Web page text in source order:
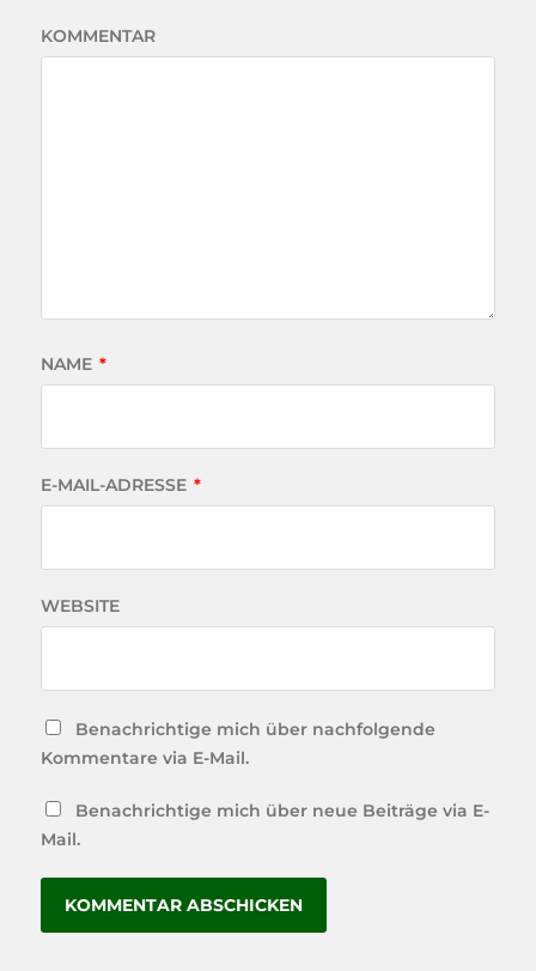
KOMMENTAR
NAME *
E-MAIL-ADRESSE *
WEBSITE
Benachrichtige mich über nachfolgende
Kommentare via E-Mail.
Benachrichtige mich über neue Beiträge via E-
Mail.